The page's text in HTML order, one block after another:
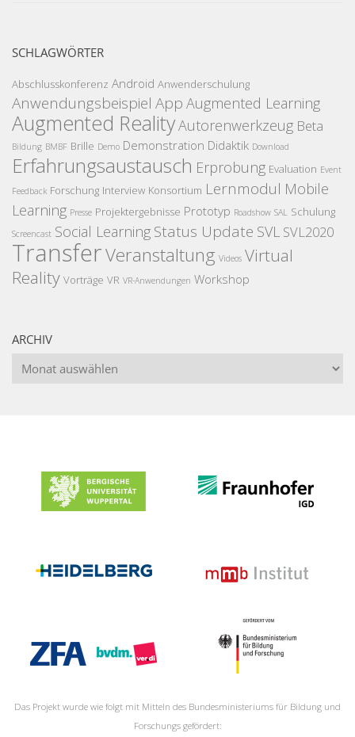
SCHLAGWÖRTER
Abschlusskonferenz Android Anwenderschulung
Anwendungsbeispiel App Augmented Learning
Augmented RealityAutorenwerkzeug Beta
Bildung BMBF Brille Demo Demonstration Didaktik Download
Erfahrungsaustausch Erprobung Evaluation Event
Feedback Forschung Interview Konsortium Lernmodul Mobile
Learning Presse Projektergebnisse Prototyp Roadshow SAL Schulung
Screencast Social Learning Status Update SVL SVL2020
TransferVeranstaltung Videos Virtual
Reality Vorträge VR VR-Anwendungen Workshop
ARCHIV
Archiv
Das Projekt wurde wie folgt mit Mitteln des Bundesministeriums für Bildung und
Forschungs gefördert: